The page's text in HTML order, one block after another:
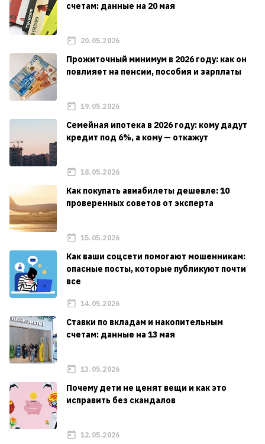
счетам: данные на 20 мая
20.05.2026
Прожиточный минимум в 2026 году: как он
повлияет на пенсии, пособия и зарплаты
19.05.2026
Семейная ипотека в 2026 году: кому дадут
кредит под 6%, а кому — откажут
18.05.2026
Как покупать авиабилеты дешевле: 10
проверенных советов от эксперта
15.05.2026
Как ваши соцсети помогают мошенникам:
опасные посты, которые публикуют почти
все
14.05.2026
Ставки по вкладам и накопительным
счетам: данные на 13 мая
13.05.2026
Почему дети не ценят вещи и как это
исправить без скандалов
12.05.2026